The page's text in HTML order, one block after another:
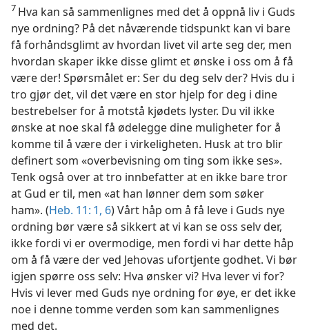
7 Hva kan så sammenlignes med det å oppnå liv i Guds
nye ordning? På det nåværende tidspunkt kan vi bare
få forhåndsglimt av hvordan livet vil arte seg der, men
hvordan skaper ikke disse glimt et ønske i oss om å få
være der! Spørsmålet er: Ser du deg selv der? Hvis du i
tro gjør det, vil det være en stor hjelp for deg i dine
bestrebelser for å motstå kjødets lyster. Du vil ikke
ønske at noe skal få ødelegge dine muligheter for å
komme til å være der i virkeligheten. Husk at tro blir
definert som «overbevisning om ting som ikke ses».
Tenk også over at tro innbefatter at en ikke bare tror
at Gud er til, men «at han lønner dem som søker
ham». (Heb. 11: 1, 6) Vårt håp om å få leve i Guds nye
ordning bør være så sikkert at vi kan se oss selv der,
ikke fordi vi er overmodige, men fordi vi har dette håp
om å få være der ved Jehovas ufortjente godhet. Vi bør
igjen spørre oss selv: Hva ønsker vi? Hva lever vi for?
Hvis vi lever med Guds nye ordning for øye, er det ikke
noe i denne tomme verden som kan sammenlignes
med det.